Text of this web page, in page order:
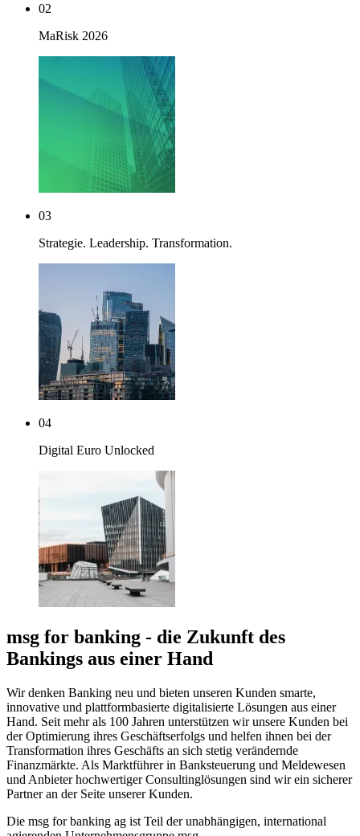
02
MaRisk 2026
03
Strategie. Leadership. Transformation.
04
Digital Euro Unlocked
msg for banking - die Zukunft des
Bankings aus einer Hand
Wir denken Banking neu und bieten unseren Kunden smarte,
innovative und plattformbasierte digitalisierte Lösungen aus einer
Hand. Seit mehr als 100 Jahren unterstützen wir unsere Kunden bei
der Optimierung ihres Geschäftserfolgs und helfen ihnen bei der
Transformation ihres Geschäfts an sich stetig verändernde
Finanzmärkte. Als Marktführer in Banksteuerung und Meldewesen
und Anbieter hochwertiger Consultinglösungen sind wir ein sicherer
Partner an der Seite unserer Kunden.
Die msg for banking ag ist Teil der unabhängigen, international